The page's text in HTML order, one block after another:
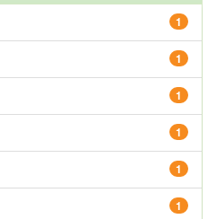
1
1
1
1
1
1